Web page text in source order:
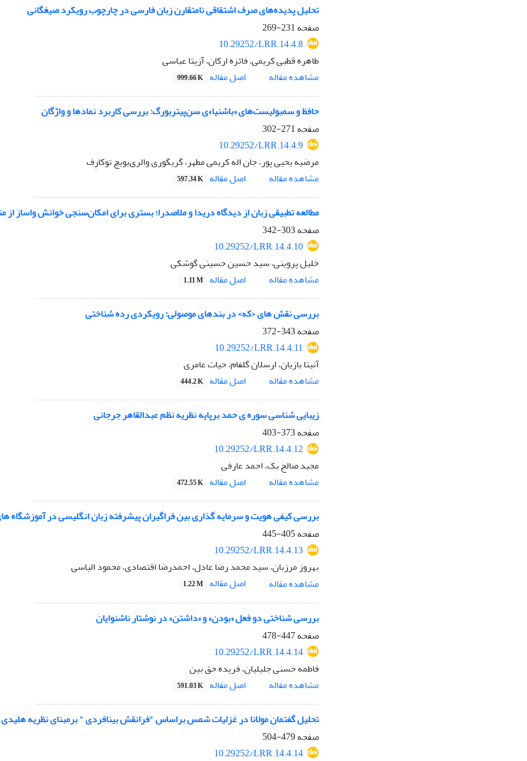
تحلیل پدیده‌های صرف اشتقاقی نامتقارن زبان فارسی در چارچوب رویکرد صیغگانی
صفحه231-269
10.29252/LRR.14.4.8
طاهره قطبی کریمی، فائزه ارکان، آزیتا عباسی
مشاهده مقاله
اصل مقاله 999.66 K
حافظ و سمبولیست‌های «باشنیا»ی سن‌پیتربورگ: بررسی کاربرد نمادها و واژگان
صفحه271-302
10.29252/LRR.14.4.9
مرضیه یحیی پور، جان اله کریمی مطهر، گریگوری والری‌یویچ توکارِف
مشاهده مقاله
اصل مقاله 597.34 K
مطالعه تطبیقی زبان از دیدگاه دریدا و ملاصدرا؛ بستری برای امکان‌سنجی خوانش واساز از
صفحه303-342
10.29252/LRR.14.4.10
خلیل پروینی، سید حسین حسینی گوشکی
مشاهده مقاله
اصل مقاله 1.11 M
بررسی نقش های <که> در بندهای موصولی: رویکردی رده شناختی
صفحه343-372
10.29252/LRR.14.4.11
آنیتا بازیان، ارسلان گلفام، حیات عامری
مشاهده مقاله
اصل مقاله 444.2 K
زیبایی شناسی سوره ی حمد برپایه نظریه نظم عبدالقاهر جرجانی
صفحه373-403
10.29252/LRR.14.4.12
مجید صالح بک، احمد عارفی
مشاهده مقاله
اصل مقاله 472.55 K
بررسی کیفی هویت و سرمایه گذاری بین فراگیران پیشرفته زبان انگلیسی در آموزشگاه
صفحه405-445
10.29252/LRR.14.4.13
بهروز مرزبان، سید محمد رضا عادل، احمدرضا اقتصادی، محمود الیاسی
مشاهده مقاله
اصل مقاله 1.22 M
بررسی شناختی دو فعل «بودن» و «داشتن» در نوشتار ناشنوایان
صفحه447-478
10.29252/LRR.14.4.14
فاطمه حسنی جلیلیان، فریده حق بین
مشاهده مقاله
اصل مقاله 591.03 K
تحلیل گفتمان مولانا در غزلیات شمس براساس "فرانقش بینافردی " برمبنای نظریه هلیدی
صفحه479-504
10.29252/LRR.14.4.14